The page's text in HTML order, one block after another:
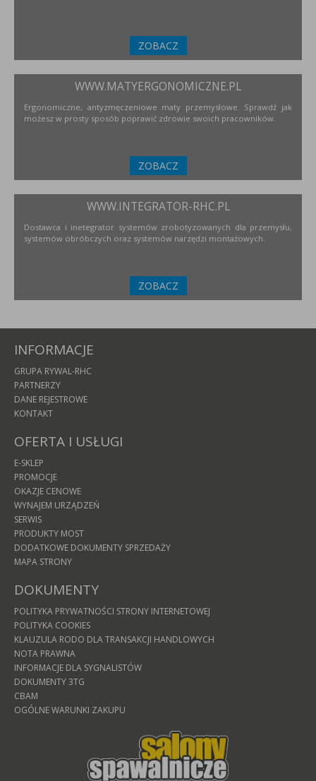
ZOBACZ
WWW.MATYERGONOMICZNE.PL
Ergonomiczne, antyzmęczeniowe maty przemysłowe. Sprawdź jak
możesz w prosty sposób poprawić zdrowie swoich pracowników.
ZOBACZ
WWW.INTEGRATOR-RHC.PL
Dostawca i inetegrator systemów zrobotyzowanych dla przemysłu,
systemów obróbczych oraz systemów narzędzi montażowych.
ZOBACZ
INFORMACJE
GRUPA RYWAL-RHC
PARTNERZY
DANE REJESTROWE
KONTAKT
OFERTA I USŁUGI
E-SKLEP
PROMOCJE
OKAZJE CENOWE
WYNAJEM URZĄDZEŃ
SERWIS
PRODUKTY MOST
DODATKOWE DOKUMENTY SPRZEDAŻY
MAPA STRONY
DOKUMENTY
POLITYKA PRYWATNOŚCI STRONY INTERNETOWEJ
POLITYKA COOKIES
KLAUZULA RODO DLA TRANSAKCJI HANDLOWYCH
NOTA PRAWNA
INFORMACJE DLA SYGNALISTÓW
DOKUMENTY 3TG
CBAM
OGÓLNE WARUNKI ZAKUPU